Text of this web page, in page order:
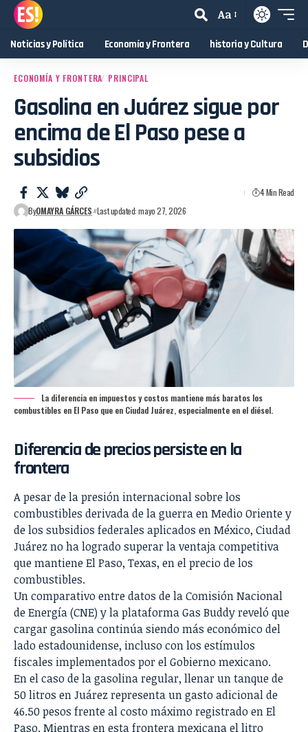
Aa
Noticias y Política Economía y Frontera historia y Cultura
ECONOMÍA Y FRONTERA PRINCIPAL
Gasolina en Juárez sigue por
encima de El Paso pese a
subsidios
ByOMAYRA GÁRCES Last updated: mayo 27, 2026
4 Min Read
La diferencia en impuestos y costos mantiene más baratos los
combustibles en El Paso que en Ciudad Juárez, especialmente en el diésel.
Diferencia de precios persiste en la
frontera
A pesar de la presión internacional sobre los
combustibles derivada de la guerra en Medio Oriente y
de los subsidios federales aplicados en México, Ciudad
Juárez no ha logrado superar la ventaja competitiva
que mantiene El Paso, Texas, en el precio de los
combustibles.
Un comparativo entre datos de laComisión Nacional
de Energía (CNE) y la plataforma Gas Buddy reveló que
cargar gasolina continúa siendo más económico del
lado estadounidense, incluso con los estímulos
fiscales implementados por el Gobierno mexicano.
En el caso de la gasolina regular, llenar un tanque de
50 litros en Juárez representa un gasto adicional de
46.50 pesos frente al costo máximo registrado en El
Paso. Mientras en esta frontera mexicana el litro